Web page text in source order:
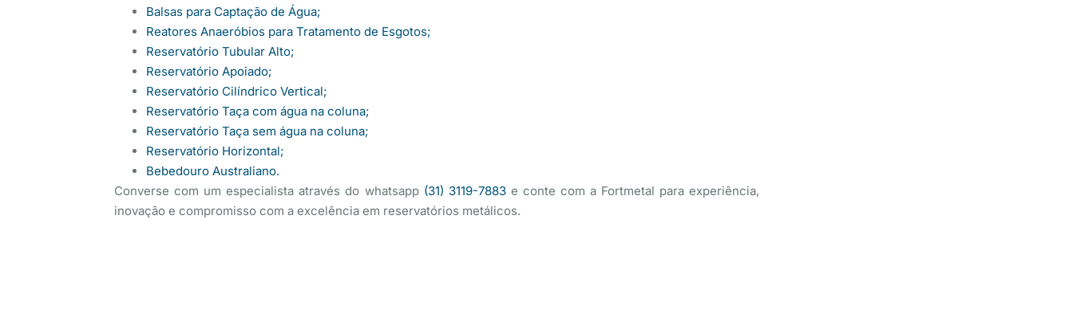
Balsas para Captação de Água;
Reatores Anaeróbios para Tratamento de Esgotos;
Reservatório Tubular Alto;
Reservatório Apoiado;
Reservatório Cilíndrico Vertical;
Reservatório Taça com água na coluna;
Reservatório Taça sem água na coluna;
Reservatório Horizontal;
Bebedouro Australiano.
Converse com um especialista através do whatsapp (31) 3119-7883e conte com a Fortmetal para experiência,
inovação e compromisso com a excelência em reservatórios metálicos.